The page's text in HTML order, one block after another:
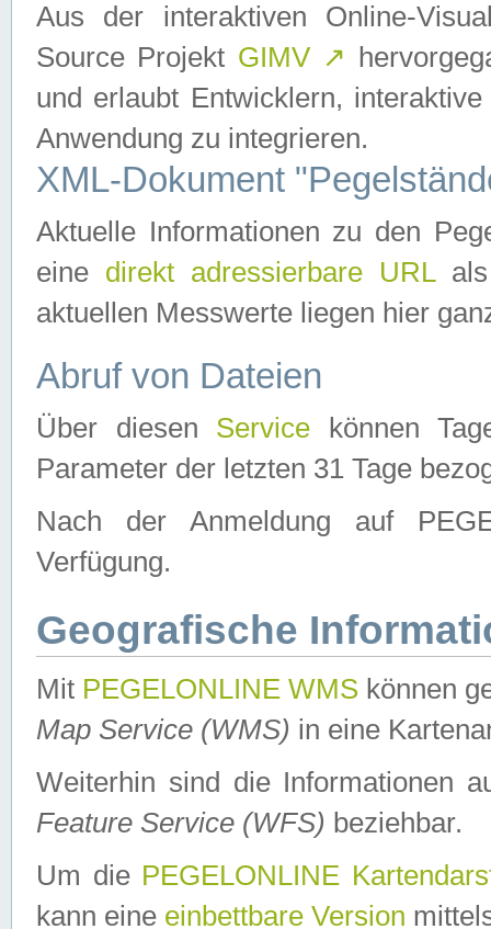
Aus der interaktiven Online-
Source Projekt GIMV ↗
und erlaubt Entwicklern,
Anwendung zu integrieren.
XML-Dokument
Aktuelle Informationen zu den
eine direkt adressierbare URLals
aktuellen Messwerte liegen hier
Abruf von Dateien
Über diesen Service können
Parameter der letzten 31 Tage
Nach der Anmeldung auf
Verfügung.
Geografische
Mit PEGELONLINE WMS können
Map Service (WMS) in eine
Weiterhin sind die Informationen
Feature Service (WFS) beziehbar.
Um die PEGELONLINE
kann eine einbettbare Version